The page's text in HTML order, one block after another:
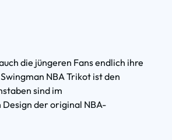
die jüngeren Fans endlich ihre
NBA Trikot ist den
sind im
der original NBA-